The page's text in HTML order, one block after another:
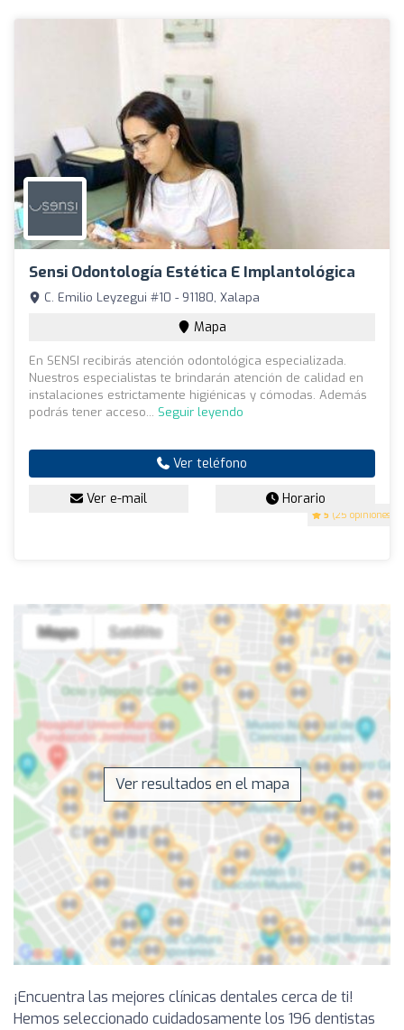
Sensi Odontología Estética E Implantológica
5 (25 opiniones)
C. Emilio Leyzegui #10 - 91180, Xalapa
Mapa
En SENSI recibirás atención odontológica especializada.
Nuestros especialistas te brindarán atención de calidad en
instalaciones estrictamente higiénicas y cómodas. Además
podrás tener acceso... Seguir leyendo
Ver teléfono
Ver e-mail Horario
Ver resultados en el mapa
¡Encuentra las mejores clínicas dentales cerca de ti!
Hemos seleccionado cuidadosamente los 196 dentistas